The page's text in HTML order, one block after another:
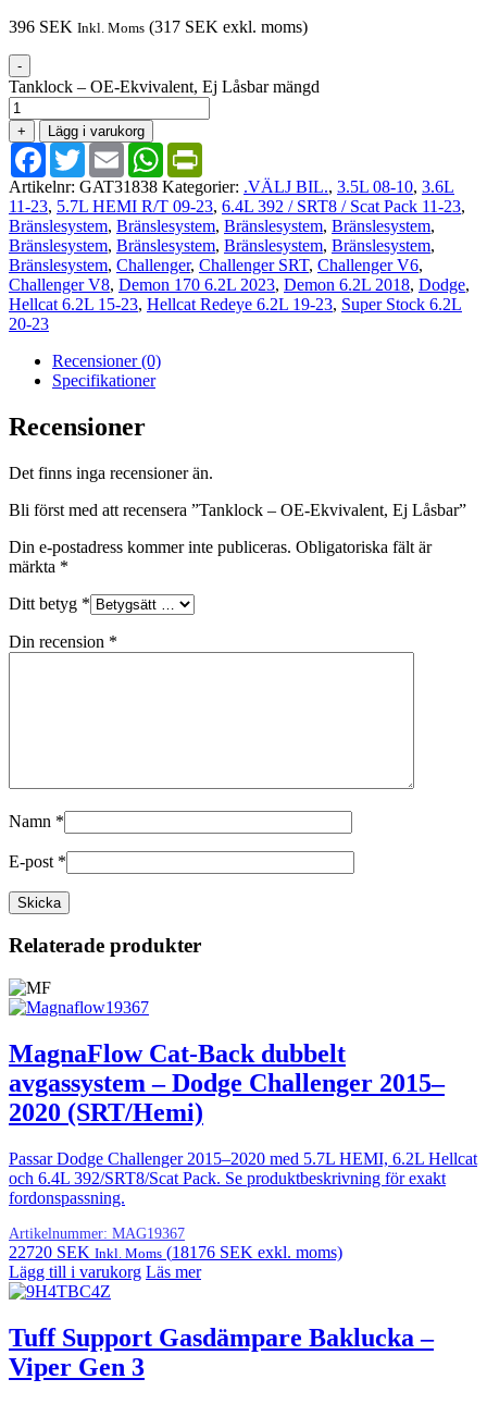
396 SEK Inkl. Moms (317 SEK exkl. moms)
-
Tanklock – OE-Ekvivalent, Ej Låsbar mängd
+ Lägg i varukorg
Facebook
TwitterEmail WhatsApp
Artikelnr: GAT31838 Kategorier: .VÄLJ BIL., 3.5L 08-10, 3.6L
11-23, 5.7L HEMI R/T 09-23, 6.4L 392 / SRT8 / Scat Pack 11-23,
Bränslesystem, Bränslesystem, Bränslesystem, Bränslesystem,
Bränslesystem, Bränslesystem, Bränslesystem, Bränslesystem,
Bränslesystem, Challenger, Challenger SRT, Challenger V6,
Challenger V8, Demon 170 6.2L 2023, Demon 6.2L 2018, Dodge,
Hellcat 6.2L 15-23, Hellcat Redeye 6.2L 19-23, Super Stock 6.2L
20-23
Recensioner (0)
Specifikationer
Recensioner
Det finns inga recensioner än.
Bli först med att recensera ”Tanklock – OE-Ekvivalent, Ej Låsbar”
Din e-postadress kommer inte publiceras. Obligatoriska fält är
märkta *
Ditt betyg *
Din recension *
Namn *
E-post *
Relaterade produkter
MagnaFlow Cat-Back dubbelt
avgassystem – Dodge Challenger 2015–
2020 (SRT/Hemi)
Passar Dodge Challenger 2015–2020 med 5.7L HEMI, 6.2L Hellcat
och 6.4L 392/SRT8/Scat Pack. Se produktbeskrivning för exakt
fordonspassning.
Artikelnummer: MAG19367
22720 SEK Inkl. Moms (18176 SEK exkl. moms)
Lägg till i varukorg Läs mer
Tuff Support Gasdämpare Baklucka –
Viper Gen 3